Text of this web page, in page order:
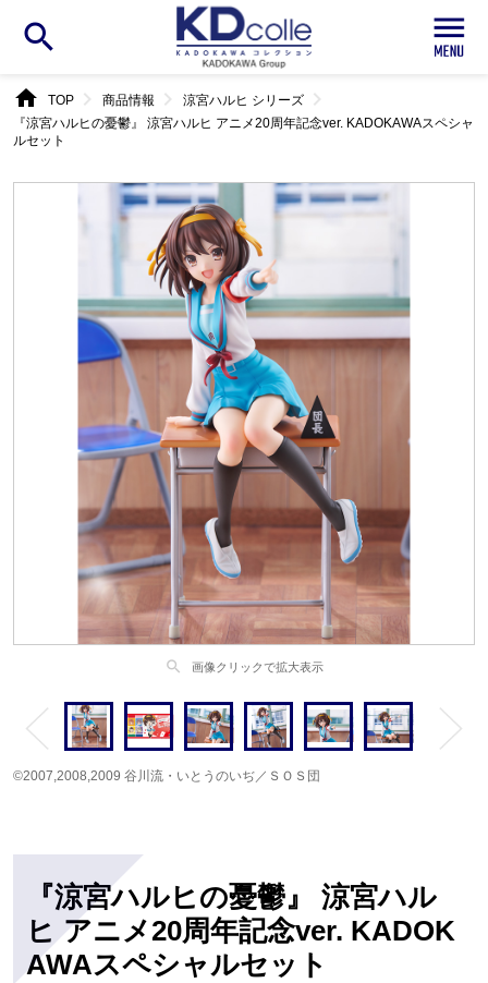
search
home TOPchevron_right 商品情報chevron_right 涼宮ハルヒ シリーズchevron_right
『涼宮ハルヒの憂鬱』 涼宮ハルヒ アニメ20周年記念ver. KADOKAWAスペシャ
ルセット
search 画像クリックで拡大表示
©2007,2008,2009 谷川流・いとうのいぢ／ＳＯＳ団
『涼宮ハルヒの憂鬱』 涼宮ハル
ヒ アニメ20周年記念ver. KADOK
AWAスペシャルセット